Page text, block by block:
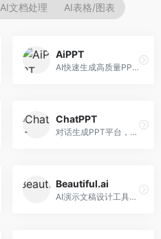
AI文档处理 AI表格/图表
AiPPT
AI快速生成高质量PPT平台，支持主题定制。面向职场人士和学生，提供一键生成、模板选择、内容优化等服务，PPT制作速度快，设计质量高。
ChatPPT
对话生成PPT平台，支持自然语言交互创作。面向职场人士和教育工作者，通过对话方式完成PPT制作，交互体验友好，创作过程直观。
Beautiful.ai
AI演示文稿设计工具，专注于自动化设计排版。面向职场人士，提供智能排版、模板选择、设计优化等服务，设计美观度高。